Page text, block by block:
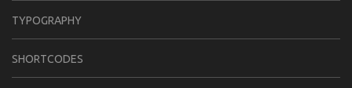
TYPOGRAPHY
SHORTCODES